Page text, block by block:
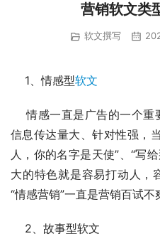
营销软文类
软文撰写
    1、情感型
软文
    情感一直是广告的一个重要媒介，软文的情感表达由于
信息传达量大、针对性强，
人，你的名字是天使”、“写
大的特色就是容易打动人，
“情感营销”一直是营销百试不
    2、故事型软文